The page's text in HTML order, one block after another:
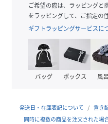
ご希望の際は、ラッピングと
をラッピングして、ご指定の
ギフトラッピングサービスに
バッグ ボックス 風
発送日・在庫表記について 置き
同時に複数の商品を注文された場